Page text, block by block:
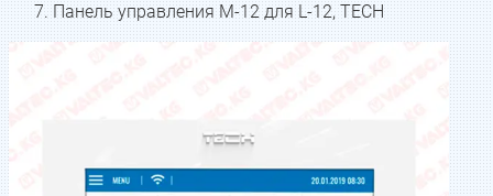
Панель управления M-12 для L-12, TECH